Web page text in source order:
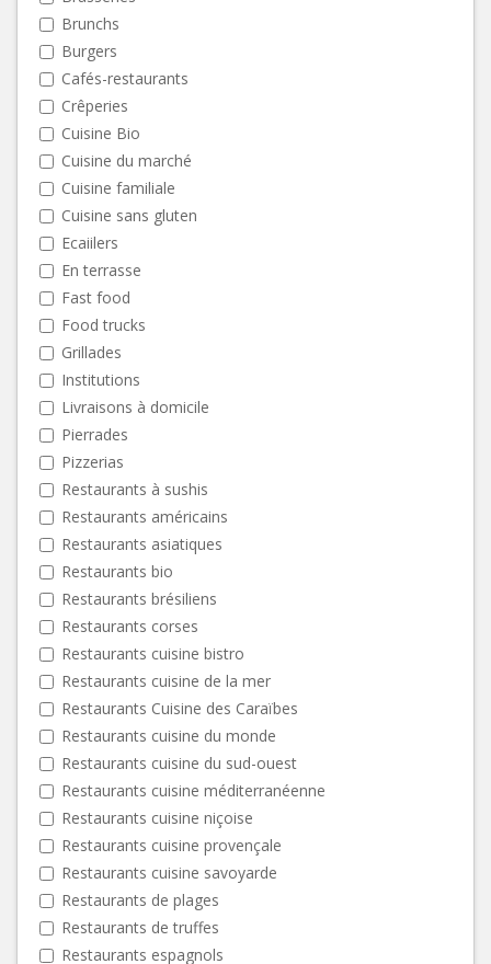
Brunchs
Burgers
Cafés-restaurants
Crêperies
Cuisine Bio
Cuisine du marché
Cuisine familiale
Cuisine sans gluten
Ecaiilers
En terrasse
Fast food
Food trucks
Grillades
Institutions
Livraisons à domicile
Pierrades
Pizzerias
Restaurants à sushis
Restaurants américains
Restaurants asiatiques
Restaurants bio
Restaurants brésiliens
Restaurants corses
Restaurants cuisine bistro
Restaurants cuisine de la mer
Restaurants Cuisine des Caraïbes
Restaurants cuisine du monde
Restaurants cuisine du sud-ouest
Restaurants cuisine méditerranéenne
Restaurants cuisine niçoise
Restaurants cuisine provençale
Restaurants cuisine savoyarde
Restaurants de plages
Restaurants de truffes
Restaurants espagnols